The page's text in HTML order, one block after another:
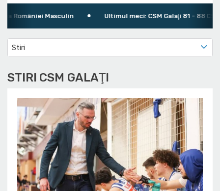
Masculin Ultimul meci: CSM Galaţi 81 - 88 CSM
Stiri
STIRI CSM GALAŢI